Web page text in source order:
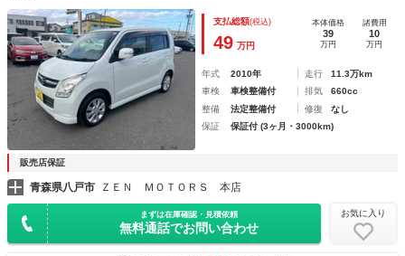
支払総額(税込)
49 万円
本体価格
39
万円
諸費用
10
万円
年式 2010年 走行
11.3万km
車検
車検整備付 排気
660cc
整備
法定整備付 修復
なし
保証
保証付 (3ヶ月・3000km)
販売店保証
青森県八戸市 ＺＥＮ ＭＯＴＯＲＳ 本店
まずは在庫確認・見積依頼
無料通話でお問い合わせ
お気に入り